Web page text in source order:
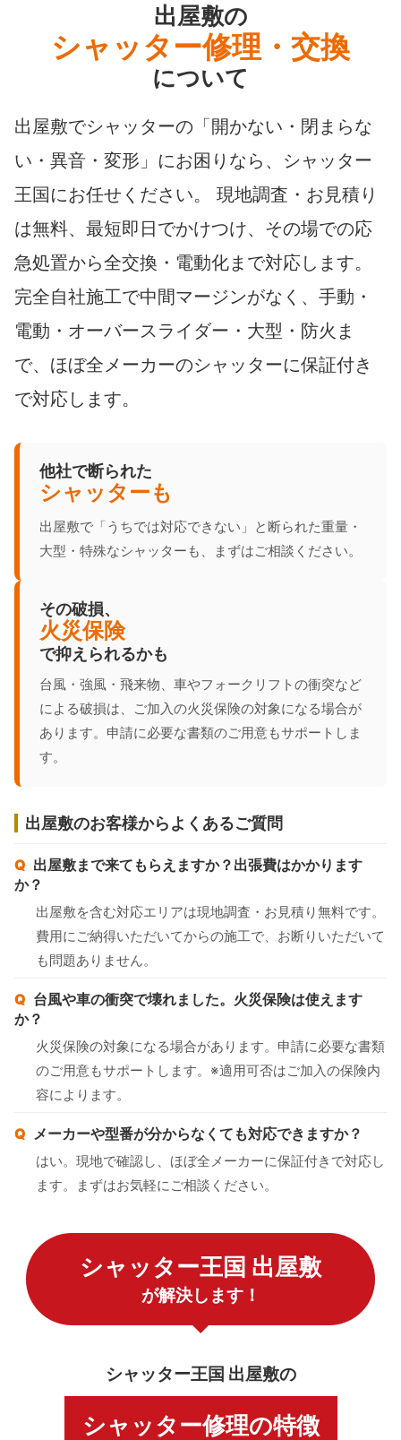
出屋敷の
シャッター修理・交換
について
出屋敷でシャッターの「開かない・閉まらな
い・異音・変形」にお困りなら、シャッター
王国にお任せください。 現地調査・お見積り
は無料、最短即日でかけつけ、その場での応
急処置から全交換・電動化まで対応します。
完全自社施工で中間マージンがなく、手動・
電動・オーバースライダー・大型・防火ま
で、ほぼ全メーカーのシャッターに保証付き
で対応します。
他社で断られた
シャッターも
出屋敷で「うちでは対応できない」と断られた重量・
大型・特殊なシャッターも、まずはご相談ください。
その破損、
火災保険
で抑えられるかも
台風・強風・飛来物、車やフォークリフトの衝突など
による破損は、ご加入の火災保険の対象になる場合が
あります。申請に必要な書類のご用意もサポートしま
す。
出屋敷のお客様からよくあるご質問
出屋敷まで来てもらえますか？出張費はかかります
か？
出屋敷を含む対応エリアは現地調査・お見積り無料です。
費用にご納得いただいてからの施工で、お断りいただいて
も問題ありません。
台風や車の衝突で壊れました。火災保険は使えます
か？
火災保険の対象になる場合があります。申請に必要な書類
のご用意もサポートします。※適用可否はご加入の保険内
容によります。
メーカーや型番が分からなくても対応できますか？
はい。現地で確認し、ほぼ全メーカーに保証付きで対応し
ます。まずはお気軽にご相談ください。
シャッター王国 出屋敷
が解決します！
シャッター王国 出屋敷の
シャッター修理の特徴